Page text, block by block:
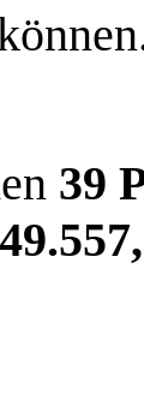
39